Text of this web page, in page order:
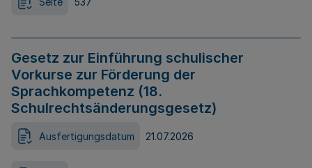
Gesetz zur Einführung schulischer
Vorkurse zur Förderung der
Sprachkompetenz (18.
Schulrechtsänderungsgesetz)
Ausfertigungsdatum 21.07.2026